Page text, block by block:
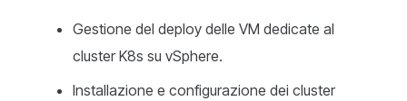
Gestione del deploy delle VM dedicate al
cluster K8s su vSphere.
Installazione e configurazione dei cluster